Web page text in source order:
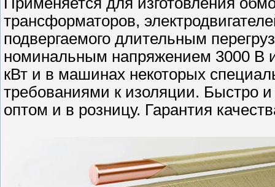
трансформаторов,
подвергаемого длительным
номинальным напряжением 3000
кВт и в машинах некоторых
требованиями к изоляции. Быстро
оптом и в розницу. Гарантия